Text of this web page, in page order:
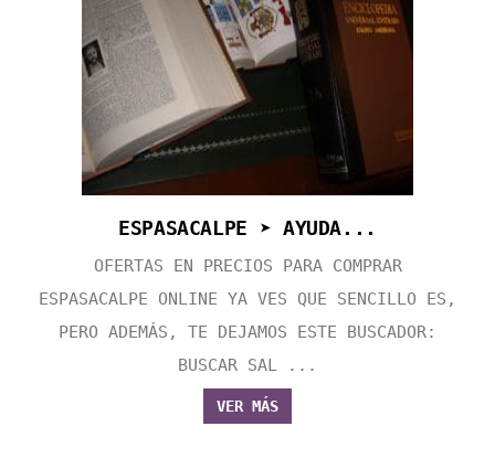
ESPASACALPE ➤ AYUDA...
OFERTAS EN PRECIOS PARA COMPRAR
ESPASACALPE ONLINE YA VES QUE SENCILLO ES,
PERO ADEMÁS, TE DEJAMOS ESTE BUSCADOR:
BUSCAR SAL ...
VER MÁS